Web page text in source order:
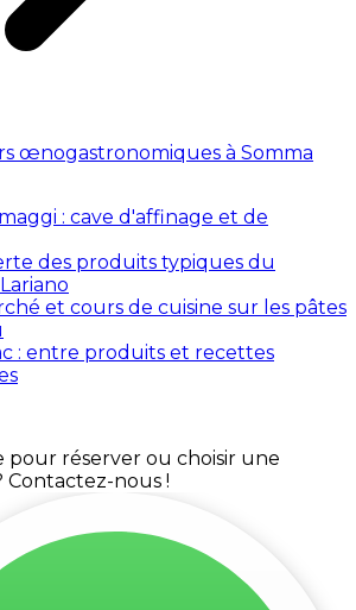
œnogastronomiques à Somma
: cave d'affinage et de
des produits typiques du
et cours de cuisine sur les pâtes
: entre produits et recettes
pour réserver ou choisir une
Contactez-nous !